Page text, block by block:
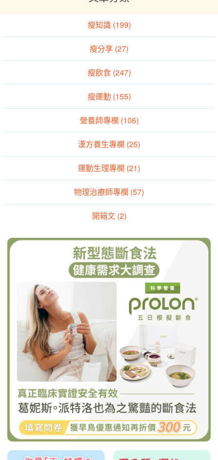
瘦知識 (199)
瘦分享 (27)
瘦飲食 (247)
瘦運動 (155)
營養師專欄 (106)
漢方養生專欄 (25)
運動生理專欄 (21)
物理治療師專欄 (57)
開箱文 (2)